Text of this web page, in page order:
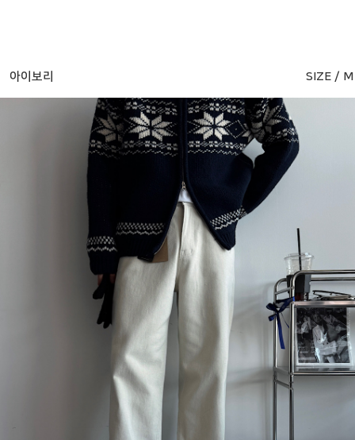
아이보리 SIZE / M